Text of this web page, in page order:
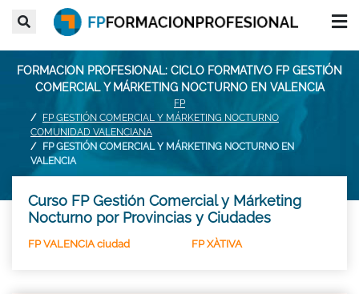
FORMACION PROFESIONAL: CICLO FORMATIVO FP GESTIÓN
COMERCIAL Y MÁRKETING NOCTURNO EN VALENCIA
FP
FP GESTIÓN COMERCIAL Y MÁRKETING NOCTURNO
COMUNIDAD VALENCIANA
FP GESTIÓN COMERCIAL Y MÁRKETING NOCTURNO EN
VALENCIA
Curso FP Gestión Comercial y Márketing
Nocturno por Provincias y Ciudades
FP VALENCIA ciudad FP XÀTIVA